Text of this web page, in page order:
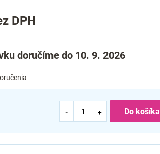
DPH
doručíme do 10. 9. 2026
Do košíka